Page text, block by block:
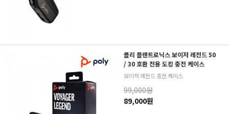
폴리 플랜트로닉스 보이저 레전드 50
/ 30 호환 전용 도킹 충전 케이스
보이저 레전드 충전 케이스
99,000원
89,000원